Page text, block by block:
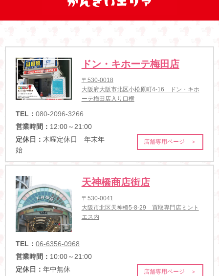
ドン・キホーテ梅田店
〒530-0018
大阪府大阪市北区小松原町4-16 ドン・キホ
ーテ梅田店入り口横
TEL： 080-2096-3266
営業時間： 12:00～21:00
定休日： 木曜定休日 年末年
始
店舗専用ページ ＞
天神橋商店街店
〒530-0041
大阪市北区天神橋5-8-29 買取専門店ミント
エス内
TEL： 06-6356-0968
営業時間： 10:00～21:00
定休日： 年中無休 店舗専用ページ ＞